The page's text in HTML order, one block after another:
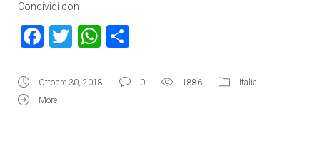
Condividi con
Facebook
TwitterWhatsApp
Ottobre 30, 2018 0 1886
Italia
More